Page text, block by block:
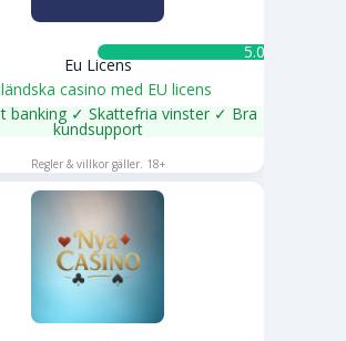
5.0 ★
Eu Licens
casino med EU licens
banking ✓ Skattefria vinster ✓ Bra
kundsupport
SPELA NU
Regler & villkor gäller. 18+